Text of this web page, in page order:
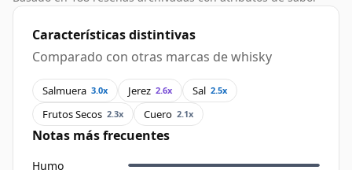
Características distintivas
Comparado con otras marcas de whisky
Salmuera 3.0x Jerez 2.6x Sal 2.5x
Frutos Secos 2.3x Cuero 2.1x
Notas más frecuentes
Humo